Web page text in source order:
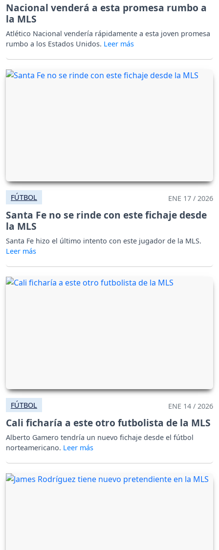
Nacional venderá a esta promesa rumbo a
la MLS
Atlético Nacional vendería rápidamente a esta joven promesa
rumbo a los Estados Unidos.
FÚTBOL ENE 17 / 2026
Santa Fe no se rinde con este fichaje desde
la MLS
Santa Fe hizo el último intento con este jugador de la MLS.
FÚTBOL ENE 14 / 2026
Cali ficharía a este otro futbolista de la MLS
Alberto Gamero tendría un nuevo fichaje desde el fútbol
norteamericano.